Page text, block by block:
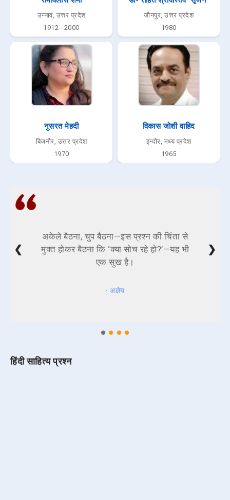
उन्नाव, उत्तर प्रदेश
1912 - 2000
जौनपुर, उत्तर प्रदेश
1980
नुसरत मेहदी
बिजनौर, उत्तर प्रदेश
1970
विकास जोशी वाहिद
इन्दौर, मध्य प्रदेश
1965
अकेले बैठना, चुप बैठना—इस प्रश्न की चिंता से
मुक्त होकर बैठना कि ‘क्या सोच रहे हो?’—यह भी
एक सुख है।
- अज्ञेय
❮ ❯
हिंदी साहित्य प्रश्न